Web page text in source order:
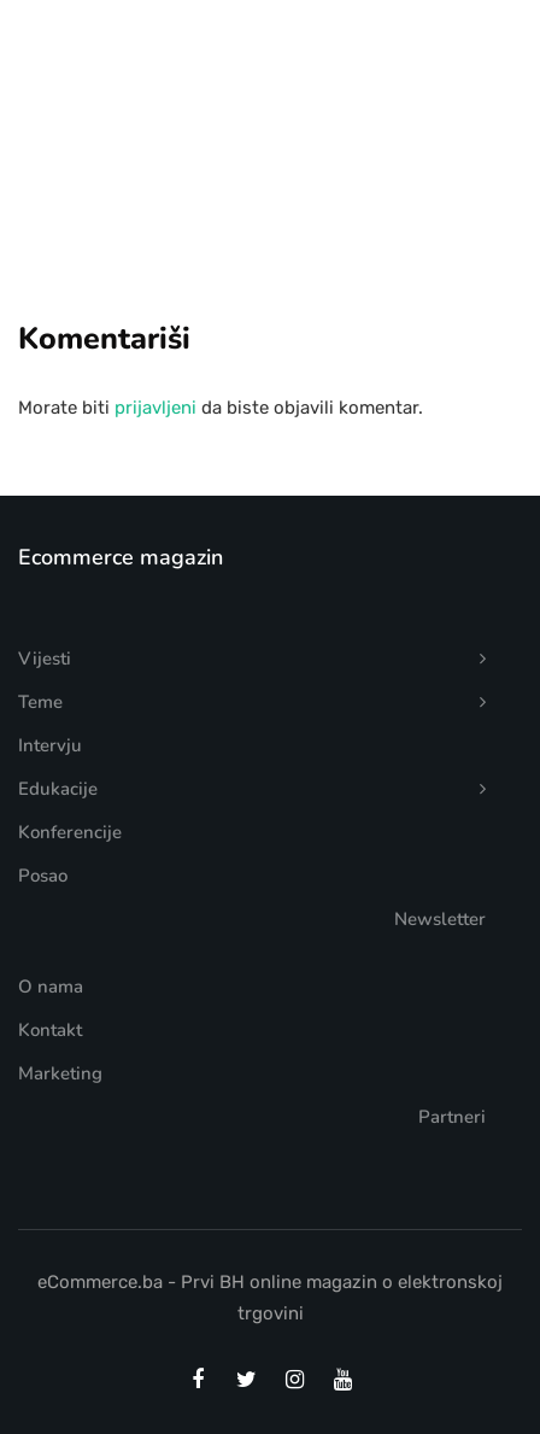
Komentariši
Morate biti prijavljeni da biste objavili komentar.
Ecommerce magazin
Vijesti
Teme
Intervju
Edukacije
Konferencije
Posao
Newsletter
O nama
Kontakt
Marketing
Partneri
eCommerce.ba - Prvi BH online magazin o elektronskoj
trgovini